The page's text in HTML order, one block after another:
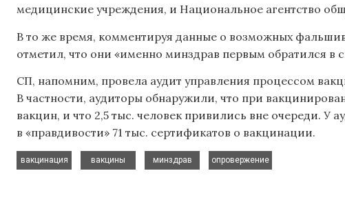
медицинские учреждения, и Национальное агентство
В то же время, комментируя данные о возможных
отметил, что они «именно минздрав первым обратился в
СП, напомним, провела аудит управления процессом
В частности, аудиторы обнаружили, что при
вакцин, и что 2,5 тыс. человек привились вне очереди. У
в «правдивости» 71 тыс. сертификатов о вакцинации.
вакцинация
вакцины
минздрав
опровержение